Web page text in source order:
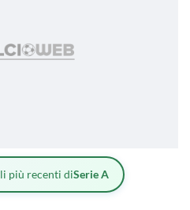
più recenti diSerie A